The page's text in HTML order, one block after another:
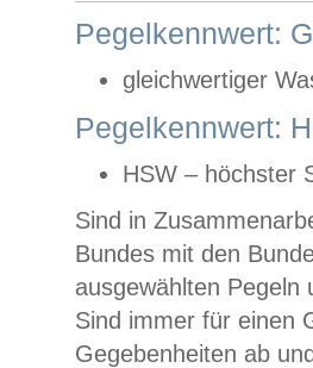
Pegelkennwert:
gleichwertiger
Pegelkennwert:
HSW – höchster
Sind in
Bundes mit den
ausgewählten
Sind immer für einen
Gegebenheiten ab